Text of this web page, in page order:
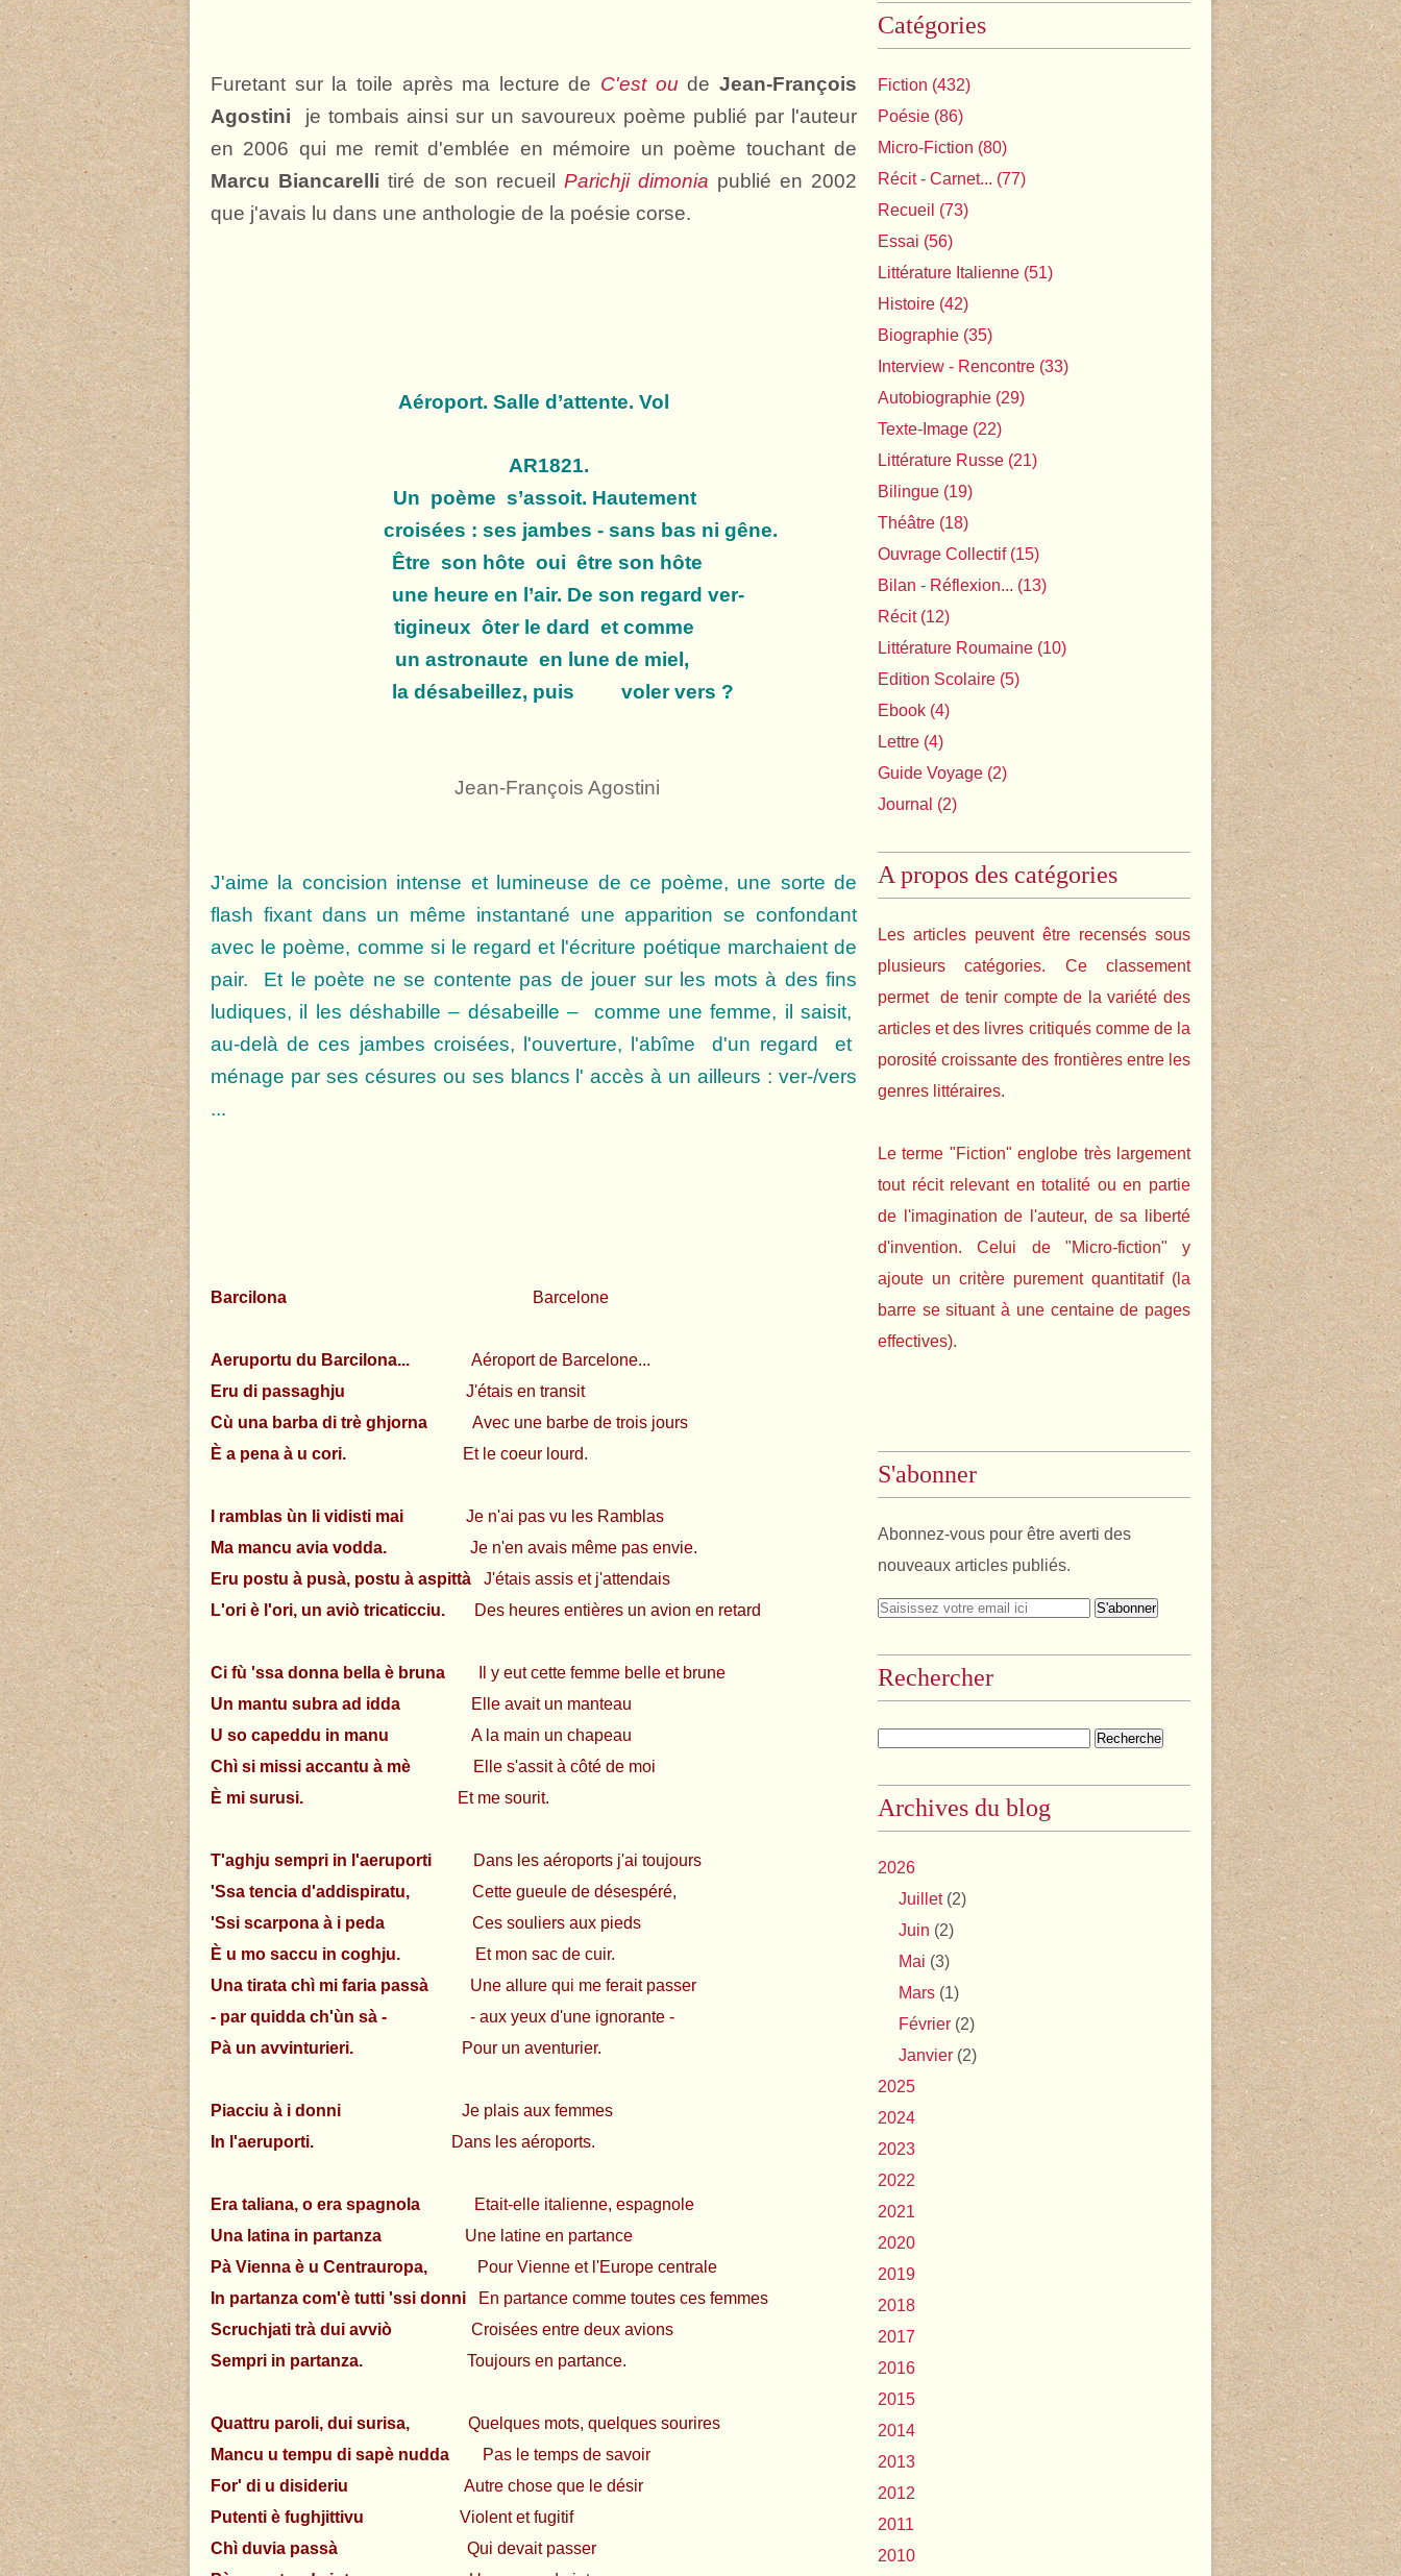
Furetant sur la toile après ma lecture de C'est ou deJean-François
Agostini
je tombais ainsi sur un savoureux poème publié par l'auteur
en 2006 qui me remit d'emblée en mémoire un poème touchant de
Marcu Biancarelli tiré de son recueil Parichji dimonia publié en 2002
que j'avais lu dans une anthologie de la poésie corse.
Aéroport. Salle d’attente. Vol
AR1821.
Un poème s’assoit. Hautement
croisées : ses jambes - sans bas ni gêne.
Être son hôte oui être son hôte
une heure en l’air. De son regard ver-
tigineux ôter le dard et comme
un astronaute en lune de miel,
la désabeillez, puis voler vers ?
Jean-François Agostini
J'aime la concision intense et lumineuse de ce poème, une sorte de
flash fixant dans un même instantané une apparition se confondant
avec le poème, comme si le regard et l'écriture poétique marchaient de
pair. Et le poète ne se contente pas de jouer sur les mots à des fins
ludiques, il les déshabille – désabeille – comme une femme, il saisit,
au-delà de ces jambes croisées, l'ouverture, l'abîme d'un regard et
ménage par ses césures ou ses blancs l' accès à un ailleurs : ver-/vers
...
Barcilona Barcelone
Aeruportu du Barcilona...
Aéroport de Barcelone...
Eru di passaghju
J'étais en transit
Cù una barba di trè ghjorna Avec une barbe de trois jours
È a pena à u cori.
Et le coeur lourd.
I ramblas ùn li vidisti mai Je n'ai pas vu les Ramblas
Ma mancu avia vodda. Je n'en avais même pas envie.
Eru postu à pusà, postu à aspittà
J'étais assis et j'attendais
L'ori è l'ori, un aviò tricaticciu. Des heures entières un avion en retard
Ci fù 'ssa donna bella è bruna Il y eut cette femme belle et brune
Un mantu subra ad idda
Elle avait un manteau
U so capeddu in manu
A la main un chapeau
Chì si missi accantu à mè
Elle s'assit à côté de moi
È mi surusi.
Et me sourit.
T'aghju sempri in l'aeruporti Dans les aéroports j'ai toujours
'Ssa tencia d'addispiratu,
Cette gueule de désespéré,
'Ssi scarpona à i peda
Ces souliers aux pieds
È u mo saccu in coghju.
Et mon sac de cuir.
Una tirata chì mi faria passà Une allure qui me ferait passer
- par quidda ch'ùn sà -
- aux yeux d'une ignorante -
Pà un avvinturieri.
Pour un aventurier.
Piacciu à i donni
Je plais aux femmes
In l'aeruporti.
Dans les aéroports.
Era taliana, o era spagnola
Etait-elle italienne, espagnole
Una latina in partanza
Une latine en partance
Pà Vienna è u Centrauropa,
Pour Vienne et l'Europe centrale
In partanza com'è tutti 'ssi donni
En partance comme toutes ces femmes
Scruchjati trà dui avviò
Croisées entre deux avions
Sempri in partanza. Toujours en partance.
Quattru paroli, dui surisa, Quelques mots, quelques sourires
Mancu u tempu di sapè nudda
Pas le temps de savoir
For' di u disideriu
Autre chose que le désir
Putenti è fughjittivu
Violent et fugitif
Chì duvia passà
Qui devait passer
Catégories
Fiction (432)
Poésie (86)
Micro-Fiction (80)
Récit - Carnet... (77)
Recueil (73)
Essai (56)
Littérature Italienne (51)
Histoire (42)
Biographie (35)
Interview - Rencontre (33)
Autobiographie (29)
Texte-Image (22)
Littérature Russe (21)
Bilingue (19)
Théâtre (18)
Ouvrage Collectif(15)
Bilan - Réflexion... (13)
Récit(12)
Littérature Roumaine (10)
Edition Scolaire (5)
Ebook (4)
Lettre (4)
Guide Voyage (2)
Journal (2)
A propos des catégories
Les articles peuvent être recensés sous
plusieurs catégories. Ce classement
permet de tenir compte de la variété des
articles et des livres critiqués comme de la
porosité croissante des frontières entre les
genres littéraires.
Le terme "Fiction" englobe très largement
tout récit relevant en totalité ou en partie
de l'imagination de l'auteur, de sa liberté
d'invention. Celui de "Micro-fiction" y
ajoute un critère purement quantitatif (la
barre se situant à une centaine de pages
effectives).
S'abonner
Abonnez-vous pour être averti des
nouveaux articles publiés.
Rechercher
Archives du blog
2026
Juillet(2)
Juin (2)
Mai (3)
Mars (1)
Février (2)
Janvier (2)
2025
2024
2023
2022
2021
2020
2019
2018
2017
2016
2015
2014
2013
2012
2011
2010